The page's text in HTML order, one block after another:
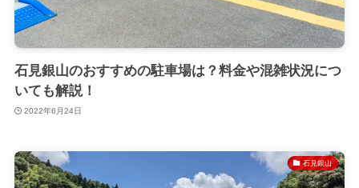
石見銀山のおすすめの駐車場は？料金や混雑状況につ
いても解説！
2022年6月24日
石見銀山